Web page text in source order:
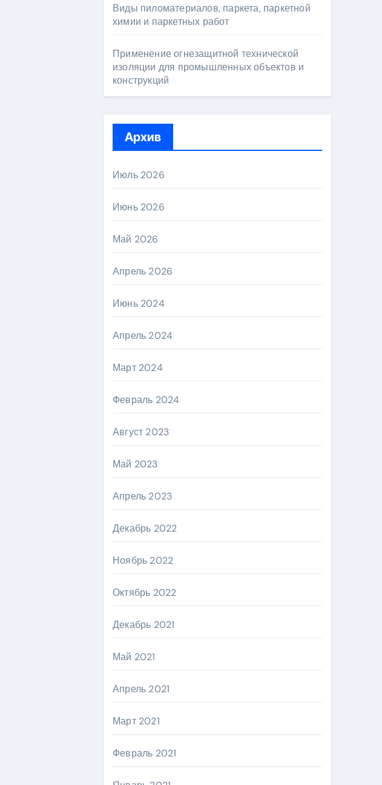
Виды пиломатериалов, паркета, паркетной
химии и паркетных работ
Применение огнезащитной технической
изоляции для промышленных объектов и
конструкций
Архив
Июль 2026
Июнь 2026
Май 2026
Апрель 2026
Июнь 2024
Апрель 2024
Март 2024
Февраль 2024
Август 2023
Май 2023
Апрель 2023
Декабрь 2022
Ноябрь 2022
Октябрь 2022
Декабрь 2021
Май 2021
Апрель 2021
Март 2021
Февраль 2021